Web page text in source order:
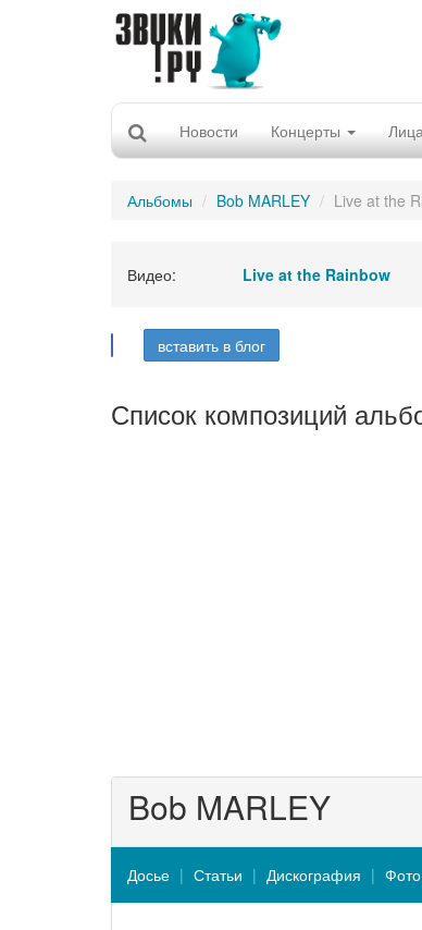
Новости Концерты
Альбомы Bob MARLEY Live at the
Видео: Live at the Rainbow
вставить в блог
Список композиций
Bob MARLEY
Досье Статьи Дискография Фото